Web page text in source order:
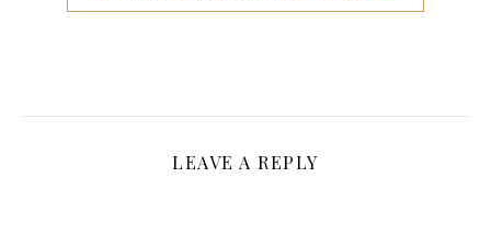
LEAVE A REPLY